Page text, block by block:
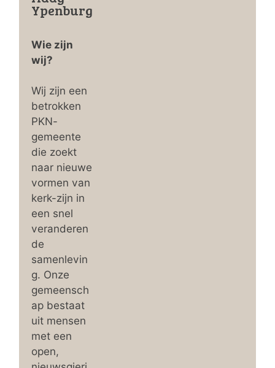
Ypenburg
Wie zijn
wij?
Wij zijn een
betrokken
PKN-
gemeente
die zoekt
naar nieuwe
vormen van
kerk-zijn in
een snel
veranderen
de
samenlevin
g. Onze
gemeensch
ap bestaat
uit mensen
met een
open,